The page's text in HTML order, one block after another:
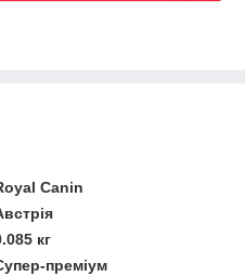
Canin
кг
преміум